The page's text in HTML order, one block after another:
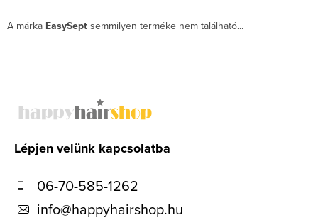
A márka EasySept semmilyen terméke nem található...
Lépjen velünk kapcsolatba
06-70-585-1262
info@happyhairshop.hu